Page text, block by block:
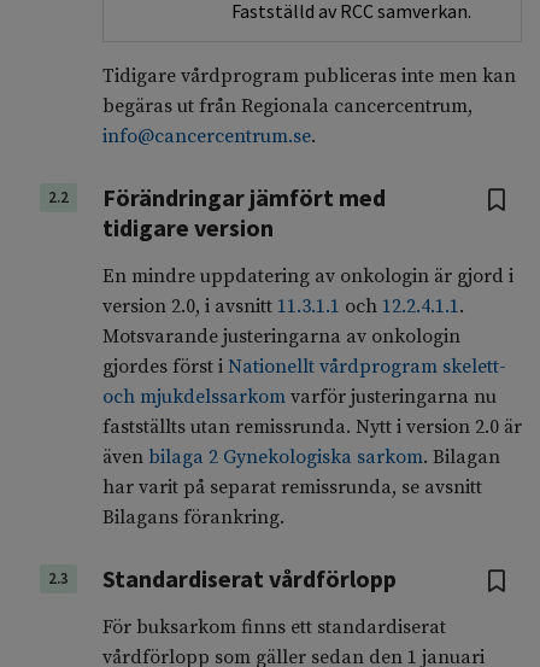
Fastställd av RCC samverkan.
Tidigare vårdprogram publiceras inte men kan
begäras ut från Regionala cancercentrum,
info@cancercentrum.se.
2.2
Förändringar jämfört med
tidigare version
En mindre uppdatering av onkologin är gjord i
version 2.0, i avsnitt 11.3.1.1 och 12.2.4.1.1.
Motsvarande justeringarna av onkologin
gjordes först i Nationellt vårdprogram skelett-
och mjukdelssarkomvarför justeringarna nu
fastställts utan remissrunda. Nytt i version 2.0 är
även bilaga 2 Gynekologiska sarkom. Bilagan
har varit på separat remissrunda, se avsnitt
Bilagans förankring.
2.3 Standardiserat vårdförlopp
För buksarkom finns ett standardiserat
vårdförlopp som gäller sedan den 1 januari